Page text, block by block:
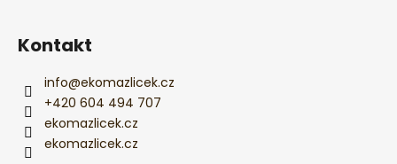
Kontakt
info@ekomazlicek.cz
+420 604 494 707
ekomazlicek.cz
ekomazlicek.cz